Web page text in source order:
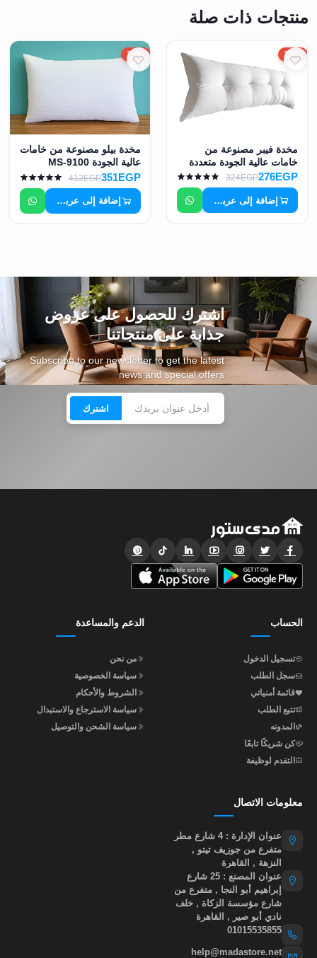
منتجات ذات صلة
15%
مخدة فيبر مصنوعة من
خامات عالية الجودة متعددة
المقاسات اللون أبيض MS-
9088
276EGP
324EGP
إضافة إلى عربة التسوق
15%
مخدة بيلو مصنوعة من خامات
عالية الجودة MS-9100
351EGP
412EGP
إضافة إلى عربة التسوق
اشترك للحصول على عروض
جذابة على منتجاتنا
Subscribe to our newsletter to get the latest
news and special offers
اشترك
الحساب
تسجيل الدخول
سجل الطلب
قائمة أمنياتي
تتبع الطلب
المدونه
كن شريكًا تابعًا
التقدم لوظيفة
الدعم والمساعدة
من نحن
سياسة الخصوصية
الشروط والأحكام
سياسة الاسترجاع والاستبدال
سياسة الشحن والتوصيل
معلومات الاتصال
عنوان الإدارة : 4 شارع مطر
متفرع من جوزيف تيتو ,
النزهة , القاهرة
عنوان المصنع : 25 شارع
إبراهيم أبو النجا , متفرع من
شارع مؤسسة الزكاة , خلف
نادي أبو صير , القاهرة
01015535855
help@madastore.net